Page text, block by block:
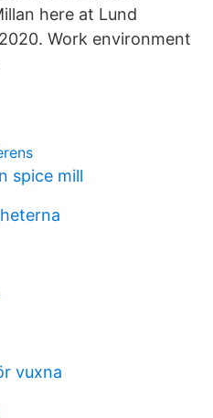
here at Lund
Work environment
spice mill
vuxna